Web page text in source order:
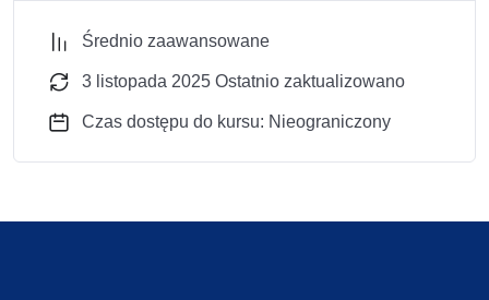
Średnio zaawansowane
3 listopada 2025 Ostatnio zaktualizowano
Czas dostępu do kursu: Nieograniczony